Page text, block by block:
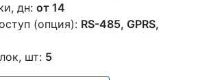
дн: от 14
(опция): RS-485, GPRS,
шт: 5